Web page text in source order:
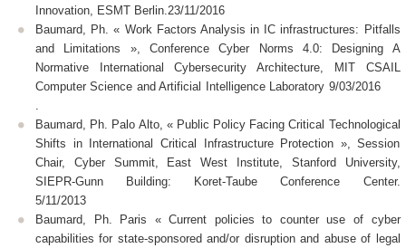
Innovation, ESMT Berlin.23/11/2016
Baumard, Ph. « Work Factors Analysis in IC infrastructures: Pitfalls
and Limitations », Conference Cyber Norms 4.0: Designing A
Normative International Cybersecurity Architecture, MIT CSAIL
Computer Science and Artificial Intelligence Laboratory 9/03/2016
.
Baumard, Ph. Palo Alto, « Public Policy Facing Critical Technological
Shifts in International Critical Infrastructure Protection », Session
Chair, Cyber Summit, East West Institute, Stanford University,
SIEPR-Gunn Building: Koret-Taube Conference Center.
5/11/2013
Baumard, Ph. Paris « Current policies to counter use of cyber
capabilities for state-sponsored and/or disruption and abuse of legal